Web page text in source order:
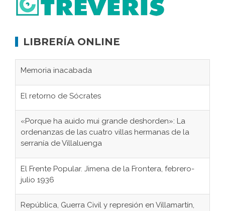
LIBRERÍA ONLINE
Memoria inacabada
El retorno de Sócrates
«Porque ha auido mui grande deshorden»: La
serranía de Villaluenga
El Frente Popular. Jimena de la Frontera, febrero-
República, Guerra Civil y represión en Villamartín,